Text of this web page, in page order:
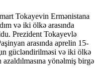
Tokayevin Ermənistana
və iki ölkə arasında
Prezident Tokayevlə
arasında aprelin 15-
gücləndirilməsi və iki ölkə
yönəlmiş birgə